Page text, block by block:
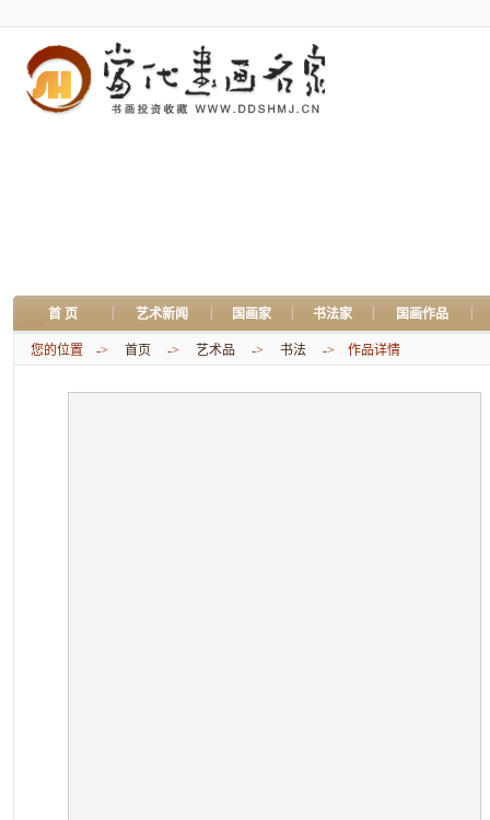
首 页 艺术新闻 国画家 书法家 国画作品
您的位置 -> 首页 -> 艺术品 -> 书法 -> 作品详情